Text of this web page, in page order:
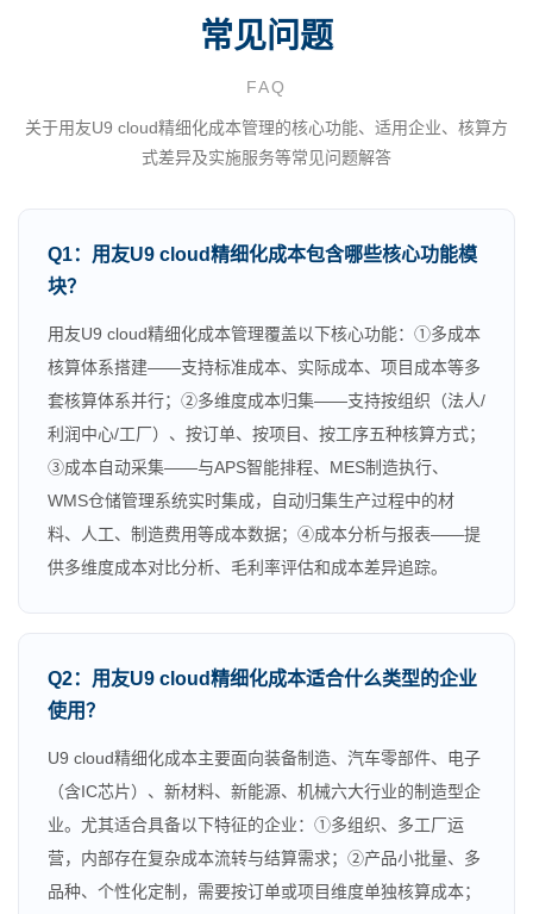
常见问题
FAQ
关于用友U9 cloud精细化成本管理的核心功能、适用企业、核算方
式差异及实施服务等常见问题解答
Q1：用友U9 cloud精细化成本包含哪些核心功能模
块？
用友U9 cloud精细化成本管理覆盖以下核心功能：①多成本
核算体系搭建——支持标准成本、实际成本、项目成本等多
套核算体系并行；②多维度成本归集——支持按组织（法人/
利润中心/工厂）、按订单、按项目、按工序五种核算方式；
③成本自动采集——与APS智能排程、MES制造执行、
WMS仓储管理系统实时集成，自动归集生产过程中的材
料、人工、制造费用等成本数据；④成本分析与报表——提
供多维度成本对比分析、毛利率评估和成本差异追踪。
Q2：用友U9 cloud精细化成本适合什么类型的企业
使用？
U9 cloud精细化成本主要面向装备制造、汽车零部件、电子
（含IC芯片）、新材料、新能源、机械六大行业的制造型企
业。尤其适合具备以下特征的企业：①多组织、多工厂运
营，内部存在复杂成本流转与结算需求；②产品小批量、多
品种、个性化定制，需要按订单或项目维度单独核算成本；